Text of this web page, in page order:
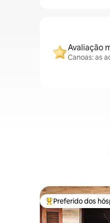
Avaliação
Canoas: as
Entre os melhores
Preferido dos